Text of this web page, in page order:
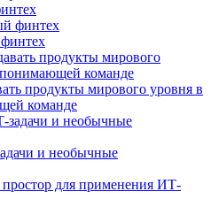
продукты мирового уровня в
команде
и необычные